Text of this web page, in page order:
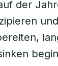
der